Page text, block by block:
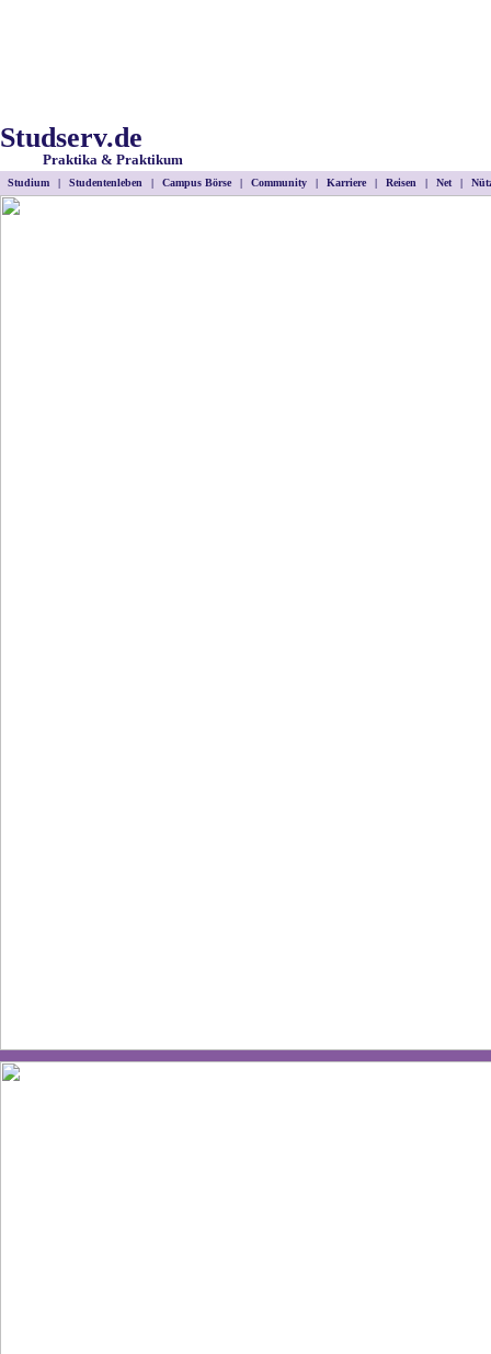
Studserv.de
Praktika & Praktikum
Studium | Studentenleben | Campus Börse | Community | Karriere | Reisen | Net |